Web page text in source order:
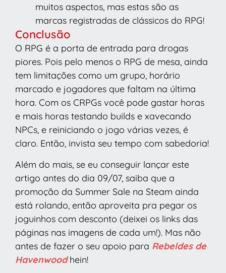
muitos aspectos, mas estas são as
marcas registradas de clássicos do RPG!
Conclusão
O RPG é a porta de entrada para drogas
piores. Pois pelo menos o RPG de mesa, ainda
tem limitações como um grupo, horário
marcado e jogadores que faltam na última
hora. Com os CRPGs você pode gastar horas
e mais horas testando builds e xavecando
NPCs, e reiniciando o jogo várias vezes, é
claro. Então, invista seu tempo com sabedoria!
Além do mais, se eu conseguir lançar este
artigo antes do dia 09/07, saiba que a
promoção da Summer Sale na Steam ainda
está rolando, então aproveita pra pegar os
joguinhos com desconto (deixei os links das
páginas nas imagens de cada um!). Mas não
antes de fazer o seu apoio para Rebeldes de
Havenwoodhein!